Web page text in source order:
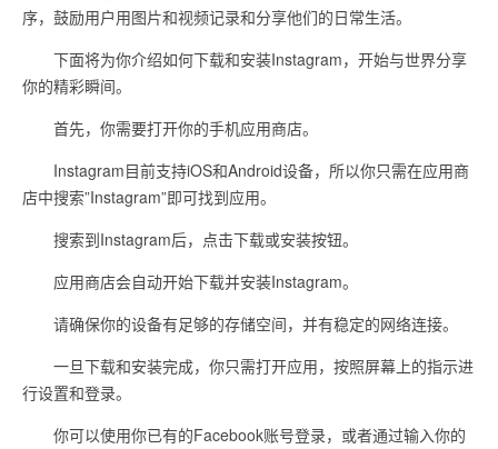
序，鼓励用户用图片和视频记录和分享他们的日常生活。
下面将为你介绍如何下载和安装Instagram，开始与世界分享
你的精彩瞬间。
首先，你需要打开你的手机应用商店。
Instagram目前支持iOS和Android设备，所以你只需在应用商
店中搜索”Instagram”即可找到应用。
搜索到Instagram后，点击下载或安装按钮。
应用商店会自动开始下载并安装Instagram。
请确保你的设备有足够的存储空间，并有稳定的网络连接。
一旦下载和安装完成，你只需打开应用，按照屏幕上的指示进
行设置和登录。
你可以使用你已有的Facebook账号登录，或者通过输入你的